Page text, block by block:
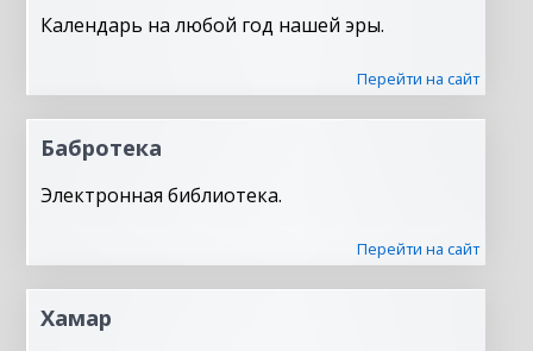
Календарь на любой год нашей эры.
Перейти на сайт
Бабротека
Электронная библиотека.
Перейти на сайт
Хамар